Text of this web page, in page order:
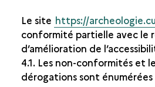
Le site https://
conformité partielle avec le
d’amélioration de
4.1. Les non-conformités et
dérogations sont énumérées